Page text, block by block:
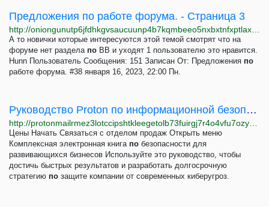
Предложения по работе форума. - Страница 3
А то новички которые интересуются этой темой смотрят что на
форуме нет раздела по ВВ и уходят 1 пользователю это нравится.
Hunn Пользователь Сообщения: 151 Записан От: Предложения по
работе форума. #38 января 16, 2023, 22:00 Пн.
Руководство Proton по информационной безопасности для компаний | Proton for Business
Цены Начать Связаться с отделом продаж Открыть меню
Комплексная электронная книга по безопасности для
развивающихся бизнесов Используйте это руководство, чтобы
достичь быстрых результатов и разработать долгосрочную
стратегию по защите компании от современных киберугроз.